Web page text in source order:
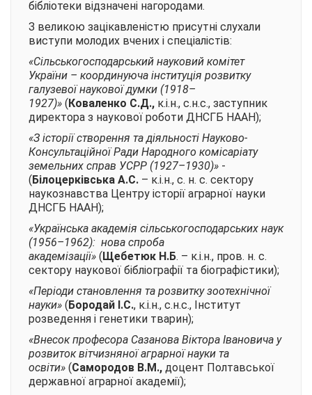
бібліотеки відзначені нагородами.
З великою зацікавленістю присутні слухали
виступи молодих вчених і спеціалістів:
«Сільськогосподарський науковий комітет
України – координуюча інституція розвитку
галузевої наукової думки (1918–
1927)» (Коваленко С.Д., к.і.н., с.н.с., заступник
директора з наукової роботи ДНСГБ НААН);
«З історії створення та діяльності Науково-
Консультаційної Ради Народного комісаріату
земельних справ УСРР (1927–1930)» -
(Білоцерківська А.С. – к.і.н., с. н. с. сектору
наукознавства Центру історії аграрної науки
ДНСГБ НААН);
«Українська академія сільськогосподарських наук
(1956–1962): нова спроба
академізації» (Щебетюк Н.Б. – к.і.н., пров. н. с.
сектору наукової бібліографії та біографістики);
«Періоди становлення та розвитку зоотехнічної
науки» (Бородай І.С., к.і.н., с.н.с., Інститут
розведення і генетики тварин);
«Внесок професора Сазанова Віктора Івановича у
розвиток вітчизняної аграрної науки та
освіти» (Самородов В.М., доцент Полтавської
державної аграрної академії);